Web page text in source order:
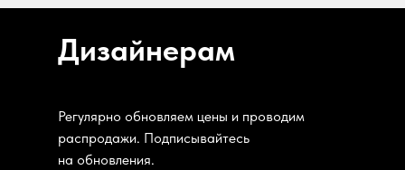
Дизайнерам
Регулярно обновляем цены и проводим
распродажи. Подписывайтесь
на обновления.